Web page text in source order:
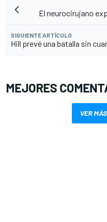
El neurocirujano
SIGUIENTE ARTÍCULO
Hill prevé una batalla sin
MEJORES
VER